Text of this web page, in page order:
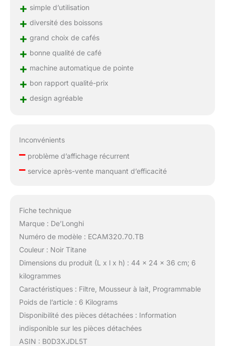
+ simple d’utilisation
+ diversité des boissons
+ grand choix de cafés
+ bonne qualité de café
+ machine automatique de pointe
+ bon rapport qualité-prix
+ design agréable
Inconvénients
–problème d’affichage récurrent
–service après-vente manquant d’efficacité
Fiche technique
Marque : De’Longhi
Numéro de modèle : ECAM320.70.TB
Couleur : Noir Titane
Dimensions du produit (L x l x h) : 44 x 24 x 36 cm; 6
kilogrammes
Caractéristiques : Filtre, Mousseur à lait, Programmable
Poids de l’article : 6 Kilograms
Disponibilité des pièces détachées : Information
indisponible sur les pièces détachées
ASIN : B0D3XJDL5T